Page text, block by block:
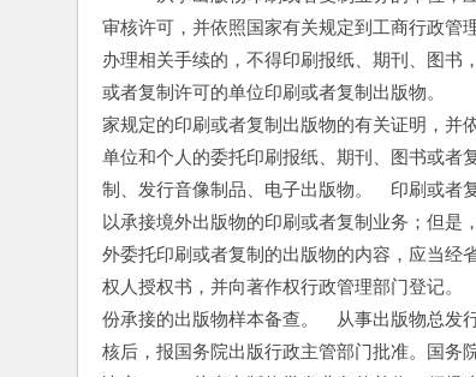
审核许可，并依照国家有关规定到工商行政管
办理相关手续的，不得印刷报纸、期刊、图书
或者复制许可的单位印刷或者复制出版物。　
家规定的印刷或者复制出版物的有关证明，并
单位和个人的委托印刷报纸、期刊、图书或者
制、发行音像制品、电子出版物。　印刷或者
以承接境外出版物的印刷或者复制业务；但是
外委托印刷或者复制的出版物的内容，应当经
权人授权书，并向著作权行政管理部门登记。
份承接的出版物样本备查。　从事出版物总发
核后，报国务院出版行政主管部门批准。国务